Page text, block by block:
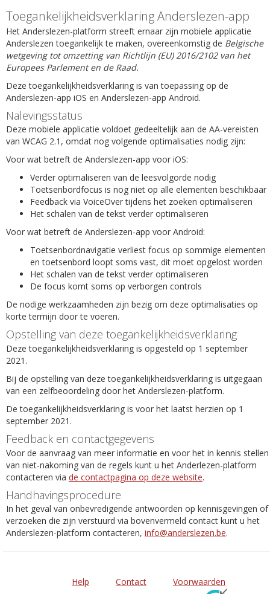
Toegankelijkheidsverklaring Anderslezen-app
Het Anderslezen-platform streeft ernaar zijn mobiele applicatie
Anderslezen toegankelijk te maken, overeenkomstig de Belgische
wetgeving tot omzetting van Richtlijn (EU) 2016/2102 van het
Europees Parlement en de Raad.
Deze toegankelijkheidsverklaring is van toepassing op de
Anderslezen-app iOS en Anderslezen-app Android.
Nalevingsstatus
Deze mobiele applicatie voldoet gedeeltelijk aan de AA-vereisten
van WCAG 2.1, omdat nog volgende optimalisaties nodig zijn:
Voor wat betreft de Anderslezen-app voor iOS:
Verder optimaliseren van de leesvolgorde nodig
Toetsenbordfocus is nog niet op alle elementen beschikbaar
Feedback via VoiceOver tijdens het zoeken optimaliseren
Het schalen van de tekst verder optimaliseren
Voor wat betreft de Anderslezen-app voor Android:
Toetsenbordnavigatie verliest focus op sommige elementen
en toetsenbord loopt soms vast, dit moet opgelost worden
Het schalen van de tekst verder optimaliseren
De focus komt soms op verborgen controls
De nodige werkzaamheden zijn bezig om deze optimalisaties op
korte termijn door te voeren.
Opstelling van deze toegankelijkheidsverklaring
Deze toegankelijkheidsverklaring is opgesteld op 1 september
2021.
Bij de opstelling van deze toegankelijkheidsverklaring is uitgegaan
van een zelfbeoordeling door het Anderslezen-platform.
De toegankelijkheidsverklaring is voor het laatst herzien op 1
september 2021.
Feedback en contactgegevens
Voor de aanvraag van meer informatie en voor het in kennis stellen
van niet-nakoming van de regels kunt u het Anderlezen-platform
contacteren via de contactpagina op deze website.
Handhavingsprocedure
In het geval van onbevredigende antwoorden op kennisgevingen of
verzoeken die zijn verstuurd via bovenvermeld contact kunt u het
Anderslezen-platform contacteren, info@anderslezen.be.
Help Contact
Voorwaarden